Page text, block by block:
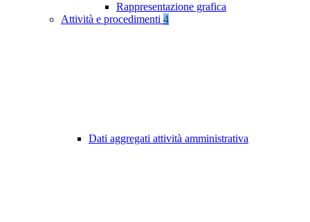
Rappresentazione grafica
Attività e procedimenti 4
Dati aggregati attività amministrativa